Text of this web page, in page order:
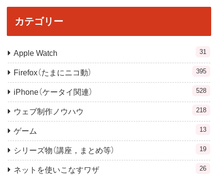
カテゴリー
Apple Watch 31
Firefox（たまにニコ動） 395
iPhone（ケータイ関連） 528
ウェブ制作ノウハウ 218
ゲーム 13
シリーズ物（講座，まとめ等） 19
ネットを使いこなすワザ 26